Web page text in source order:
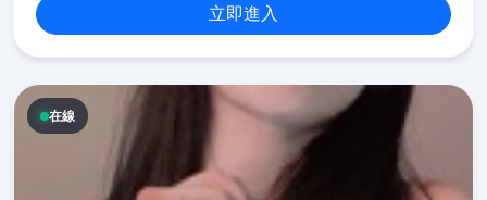
立即進入
在線